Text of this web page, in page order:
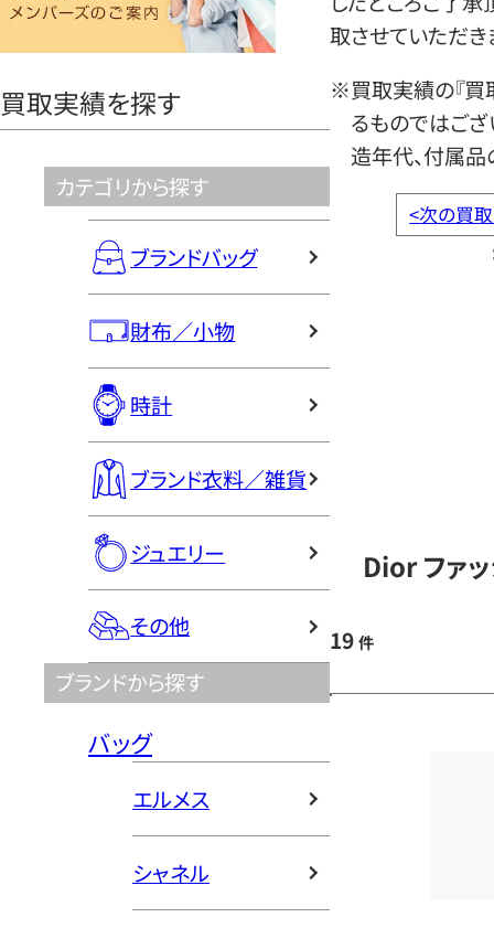
買取実績を探す
カテゴリから探す
ブランドバッグ
財布／小物
時計
ブランド衣料／雑貨
ジュエリー
その他
ブランドから探す
バッグ
エルメス
シャネル
取させていただき
※買取実績の『買
るものではござ
造年代、付属品
<次の買
Dior ファ
19 件